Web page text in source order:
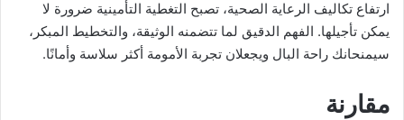
ارتفاع تكاليف الرعاية الصحية، تصبح التغطية التأمينية ضرورة لا
يمكن تأجيلها. الفهم الدقيق لما تتضمنه الوثيقة، والتخطيط المبكر،
سيمنحانك راحة البال ويجعلان تجربة الأمومة أكثر سلاسة وأمانًا.
مقارنة